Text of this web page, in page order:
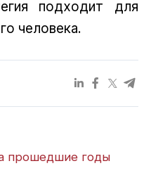
подходит для
человека.
прошедшие годы